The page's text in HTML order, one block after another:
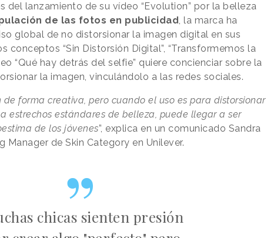
del lanzamiento de su vídeo “Evolution” por la belleza
de las fotos en publicidad, la marca ha
global de no distorsionar la imagen digital en sus
conceptos “Sin Distorsión Digital”, “Transformemos la
“Qué hay detrás del selfie” quiere concienciar sobre la
la imagen, vinculándolo a las redes sociales.
de forma creativa, pero cuando el uso es para distorsionar
estrechos estándares de belleza, puede llegar a ser
de los jóvenes”, explica en un comunicado Sandra
Manager de Skin Category en Unilever.
chicas sienten presión